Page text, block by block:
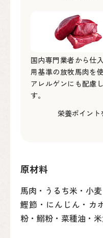
国内専門業者から仕
用基準の放牧馬肉を使
アレルゲンにも配慮
す。
栄養ポイント
原材料
馬肉・うるち米・小
鰹節・にんじん・カ
粉・鰯粉・菜種油・